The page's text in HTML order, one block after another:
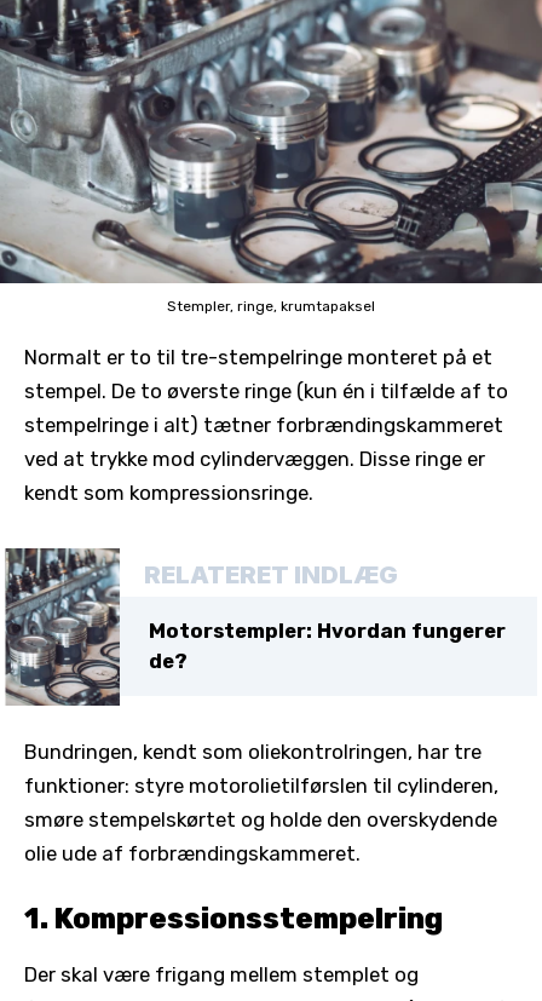
Stempler, ringe, krumtapaksel
Normalt er to til tre-stempelringe monteret på et
stempel. De to øverste ringe (kun én i tilfælde af to
stempelringe i alt) tætner forbrændingskammeret
ved at trykke mod cylindervæggen. Disse ringe er
kendt som kompressionsringe.
RELATERET INDLÆG
Motorstempler: Hvordan fungerer
de?
Bundringen, kendt som oliekontrolringen, har tre
funktioner: styre motorolietilførslen til cylinderen,
smøre stempelskørtet og holde den overskydende
olie ude af forbrændingskammeret.
1. Kompressionsstempelring
Der skal være frigang mellem stemplet og